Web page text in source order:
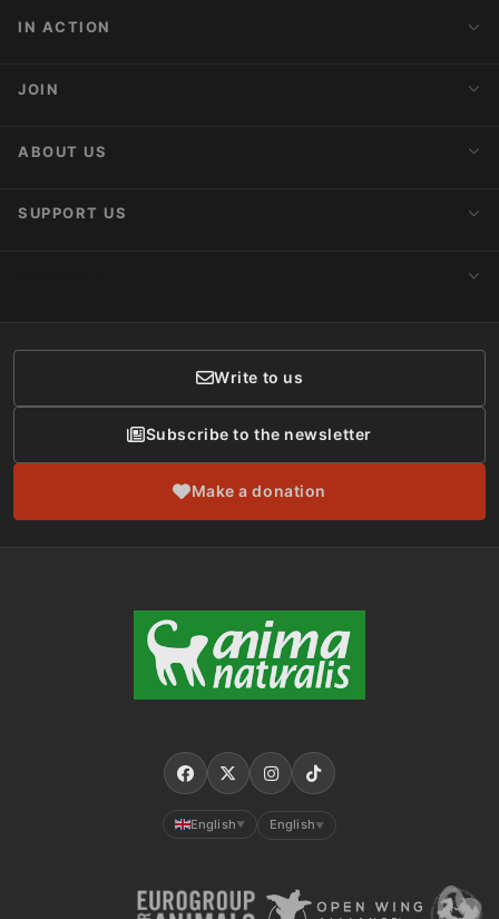
IN ACTION
JOIN
ABOUT US
About AnimaNaturalis
SUPPORT US
Donor Care
Write to us
Subscribe to the newsletter
Make a donation
English ▼ English ▼